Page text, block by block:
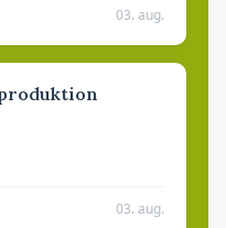
03. aug.
03. aug.